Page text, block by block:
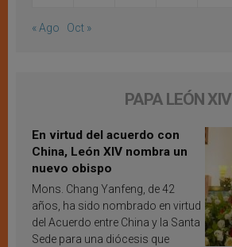
« Ago Oct »
PAPA LEÓN XIV
En virtud del acuerdo con
China, León XIV nombra un
nuevo obispo
Mons. Chang Yanfeng, de 42
años, ha sido nombrado en virtud
del Acuerdo entre China y la Santa
Sede para una diócesis que